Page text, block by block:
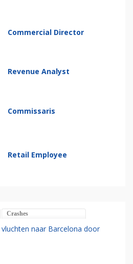
Commercial Director
Revenue Analyst
Commissaris
Retail Employee
Crashes
naar Barcelona door